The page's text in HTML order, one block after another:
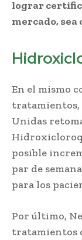
lograr
mercado, sea
En el mismo
tratamientos,
Unidas
posible
par de
para los
Por último,
tratamientos